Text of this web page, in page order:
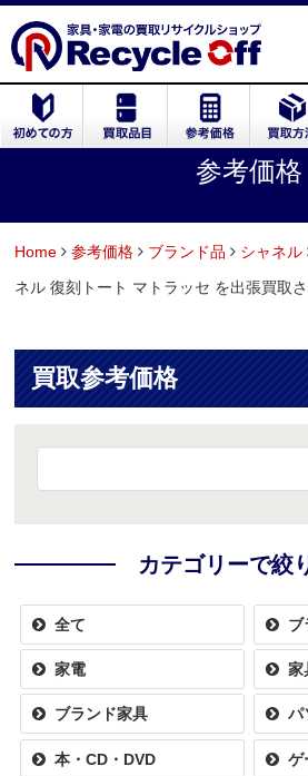
参考価格
Home 参考価格 ブランド品 シャネル
ネル 復刻トート マトラッセ を出張買取さ
買取参考価格
カテゴリーで絞
全て ブ
家電 家
ブランド家具 パ
本・CD・DVD ゲ